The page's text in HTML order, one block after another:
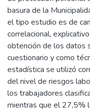
basura de la
el tipo estudio es de
correlacional,
obtención de los datos
cuestionario y como
estadística se utilizó
del nivel de riesgos
los trabajadores
mientras que el 27,5%